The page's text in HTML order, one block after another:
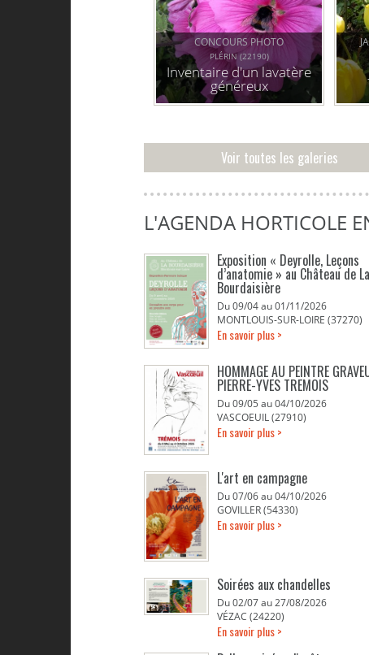
CONCOURS PHOTO
PLÉRIN (22190)
Inventaire d'un lavatère
généreux
Voir toutes les galeries
L'AGENDA HORTICOLE
Exposition « Deyrolle, Leçons
d’anatomie » au Château de La
Bourdaisière
Du 09/04 au 01/11/2026
MONTLOUIS-SUR-LOIRE (37270)
En savoir plus >
HOMMAGE AU PEINTRE
PIERRE-YVES TREMOIS
Du 09/05 au 04/10/2026
VASCOEUIL (27910)
En savoir plus >
L'art en campagne
Du 07/06 au 04/10/2026
GOVILLER (54330)
En savoir plus >
Soirées aux chandelles
Du 02/07 au 27/08/2026
VÉZAC (24220)
En savoir plus >